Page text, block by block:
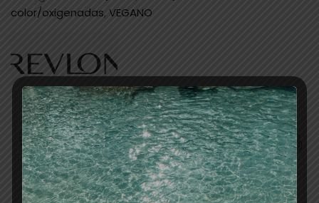
color/oxigenadas, VEGANO